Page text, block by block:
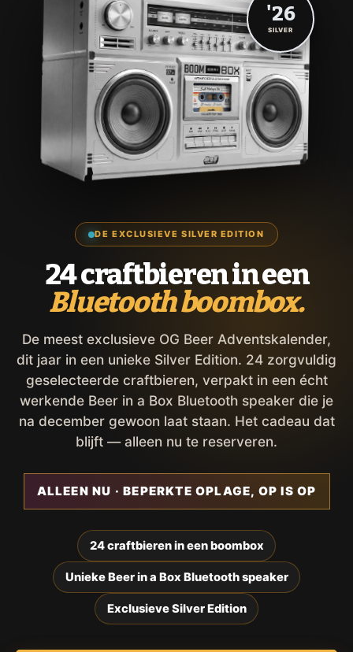
DE EXCLUSIEVE SILVER EDITION
24 craftbieren in een
Bluetooth boombox.
De meest exclusieve OG Beer Adventskalender,
dit jaar in een unieke Silver Edition. 24 zorgvuldig
geselecteerde craftbieren, verpakt in een écht
werkende Beer in a Box Bluetooth speaker die je
na december gewoon laat staan. Het cadeau dat
blijft — alleen nu te reserveren.
ALLEEN NU · BEPERKTE OPLAGE, OP IS OP
24 craftbieren in een boombox
Unieke Beer in a Box Bluetooth speaker
Exclusieve Silver Edition
'26
SILVER